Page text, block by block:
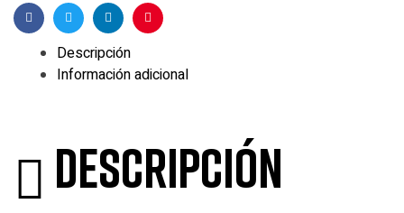
FacebookTwitterLinkedinPinterest
Descripción
Información adicional
Descripción